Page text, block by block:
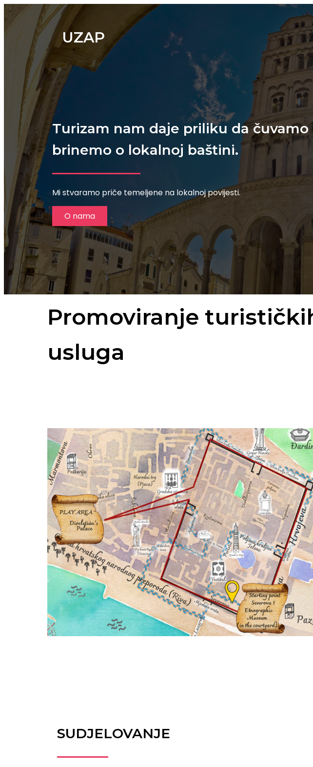
UZAP
Turizam nam daje priliku da čuvamo
brinemo o lokalnoj baštini.
Mi stvaramo priče temeljene na lokalnoj povijesti.
O nama
Promoviranje
usluga
SUDJELOVANJE